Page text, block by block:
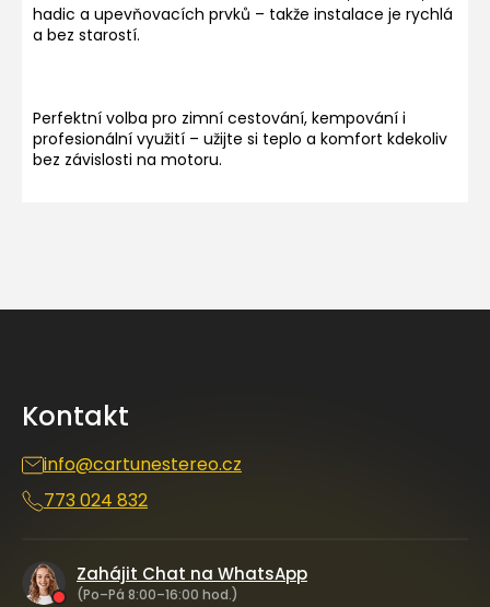
hadic a upevňovacích prvků – takže instalace je rychlá
a bez starostí.
Perfektní volba pro zimní cestování, kempování i
profesionální využití – užijte si teplo a komfort kdekoliv
bez závislosti na motoru.
Kontakt
info@cartunestereo.cz
773 024 832
Zahájit Chat na WhatsApp
(Po–Pá 8:00–16:00 hod.)